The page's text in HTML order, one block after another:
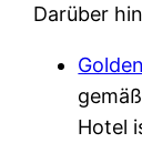
Darüber
Hotel